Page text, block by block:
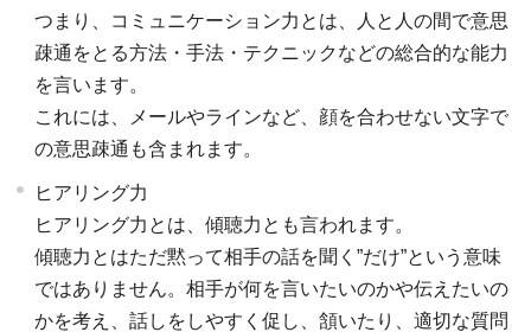
つまり、コミュニケーション力とは、人と人の間で意思
疎通をとる方法・手法・テクニックなどの総合的な能力
を言います。
これには、メールやラインなど、顔を合わせない文字で
の意思疎通も含まれます。
ヒアリング力
ヒアリング力とは、傾聴力とも言われます。
傾聴力とはただ黙って相手の話を聞く”だけ”という意味
ではありません。相手が何を言いたいのかや伝えたいの
かを考え、話しをしやすく促し、頷いたり、適切な質問